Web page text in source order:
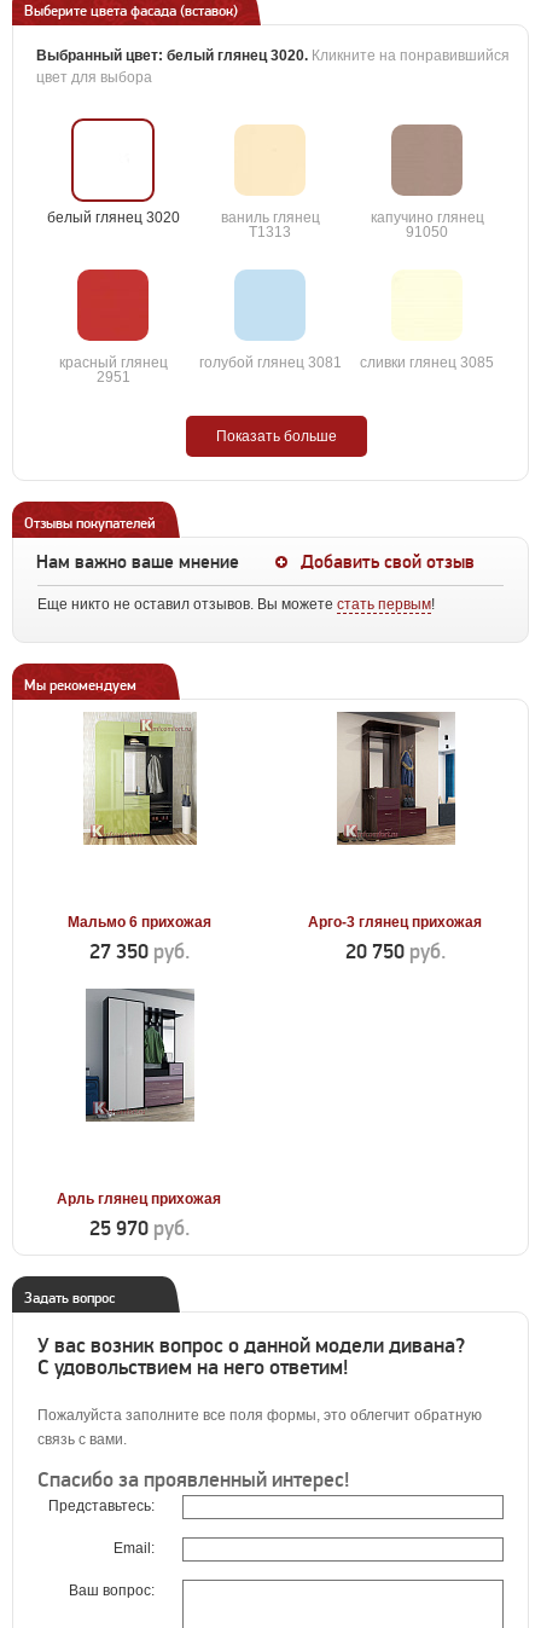
Выберите цвета фасада (вставок)
Выбранный цвет: белый глянец 3020. Кликните на понравившийся
цвет для выбора
белый глянец 3020
ваниль глянец
T1313
капучино глянец
91050
красный глянец
2951
голубой глянец 3081 сливки глянец 3085
Показать больше
Отзывы покупателей
Нам важно ваше мнение Добавить свой отзыв
Еще никто не оставил отзывов. Вы можете стать первым!
Мы рекомендуем
Мальмо 6 прихожая
27 350 руб.
Арго-3 глянец прихожая
20 750 руб.
Арль глянец прихожая
25 970 руб.
Задать вопрос
У вас возник вопрос о данной модели дивана?
С удовольствием на него ответим!
Пожалуйста заполните все поля формы, это облегчит обратную
связь с вами.
Спасибо за проявленный интерес!
Представьтесь:
Email:
Ваш вопрос: